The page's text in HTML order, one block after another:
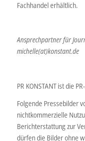
Fachhandel erhältlich.
Ansprechpartner für
michelle(at)konstant.de
PR KONSTANT ist die
Folgende Pressebilder
nichtkommerzielle
Berichterstattung zur
dürfen die Bilder ohne